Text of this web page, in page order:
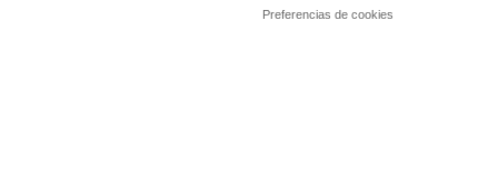
Preferencias de cookies